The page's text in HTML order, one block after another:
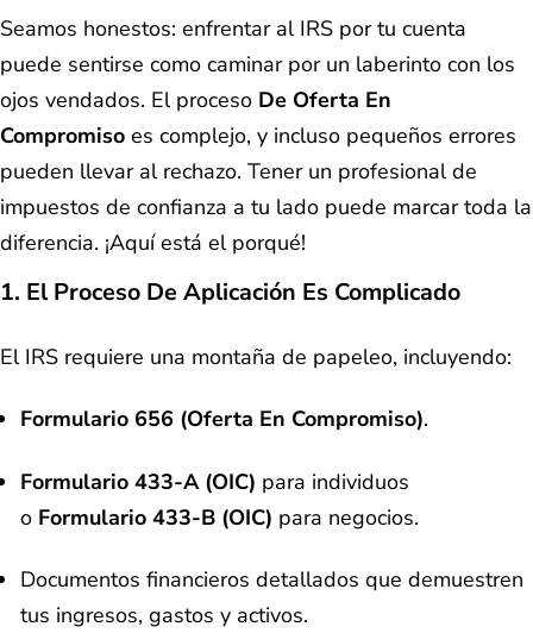
Seamos honestos: enfrentar al IRS por tu cuenta
puede sentirse como caminar por un laberinto con los
ojos vendados. El proceso De Oferta En
Compromiso es complejo, y incluso pequeños errores
pueden llevar al rechazo. Tener un profesional de
impuestos de confianza a tu lado puede marcar toda la
diferencia. ¡Aquí está el porqué!
1. El Proceso De Aplicación Es Complicado
El IRS requiere una montaña de papeleo, incluyendo:
Formulario 656 (Oferta En Compromiso).
Formulario 433-A (OIC) para individuos
o Formulario 433-B (OIC) para negocios.
Documentos financieros detallados que demuestren
tus ingresos, gastos y activos.